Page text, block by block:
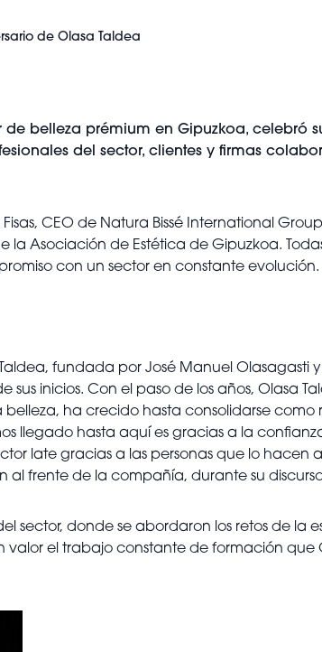
de Olasa Taldea
belleza prémium en Gipuzkoa, celebró
del sector, clientes y firmas
CEO de Natura Bissé International
Asociación de Estética de Gipuzkoa.
con un sector en constante evolución.
fundada por José Manuel Olasagasti
inicios. Con el paso de los años, Olasa
ha crecido hasta consolidarse
llegado hasta aquí es gracias a la
late gracias a las personas que lo hacen
al frente de la compañía, durante su
sector, donde se abordaron los retos de la
el trabajo constante de formación que